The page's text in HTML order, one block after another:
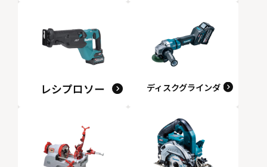
レシプロソー ディスクグラインダ